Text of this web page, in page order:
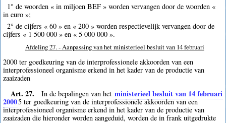
1° de woorden « in miljoen BEF » worden vervangen door de woorden «
in euro »;
2° de cijfers « 60 » en « 200 » worden respectievelijk vervangen door de
cijfers « 1 500 000 » en « 5 000 000 ».
Afdeling 27. - Aanpassing van het ministerieel besluit van 14 februari
2000 ter goedkeuring van de interprofessionele akkoorden van een
interprofessioneel organisme erkend in het kader van de productie van
zaaizaden
Art. 27. In de bepalingen van het ministerieel besluit van 14 februari
20005 ter goedkeuring van de interprofessionele akkoorden van een
interprofessioneel organisme erkend in het kader van de productie van
zaaizaden die hieronder worden aangeduid, worden de in frank uitgedrukte